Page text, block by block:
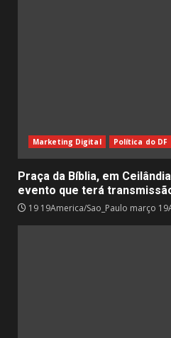
Marketing Digital Política do DF
Praça da Bíblia, em
evento que terá
19 19America/Sao_Paulo março